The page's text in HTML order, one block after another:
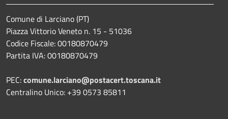
Comune di Larciano (PT)
Piazza Vittorio Veneto n. 15 - 51036
Codice Fiscale: 00180870479
Partita IVA: 00180870479
PEC:comune.larciano@postacert.toscana.it
Centralino Unico: +39 0573 85811